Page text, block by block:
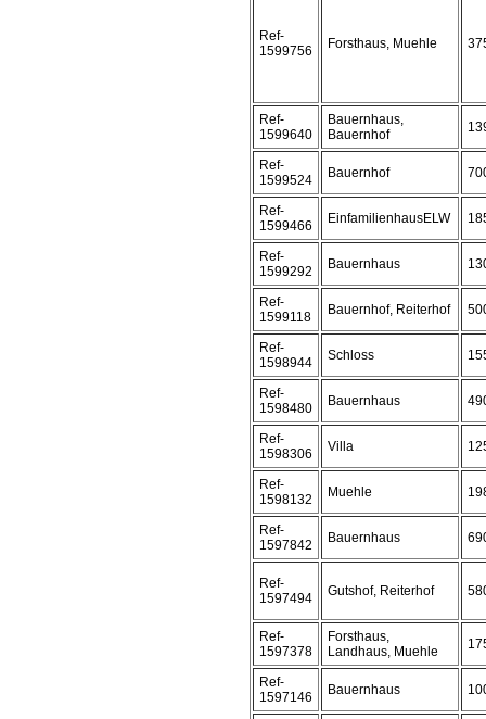
Ref-
1599756
Forsthaus, Muehle
Ref-
1599640
Bauernhaus,
Bauernhof
Ref-
1599524
Bauernhof
Ref-
1599466
EinfamilienhausELW
Ref-
1599292
Bauernhaus
Ref-
1599118
Bauernhof, Reiterhof
Ref-
1598944
Schloss
Ref-
1598480
Bauernhaus
Ref-
1598306
Villa
Ref-
1598132
Muehle
Ref-
1597842
Bauernhaus
Ref-
1597494
Gutshof, Reiterhof
Ref-
1597378
Forsthaus,
Landhaus, Muehle
Ref-
1597146
Bauernhaus